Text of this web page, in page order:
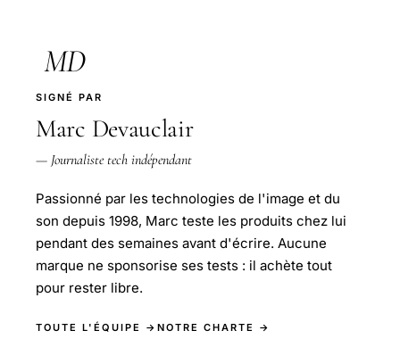
MD
SIGNÉ PAR
Marc Devauclair
— Journaliste tech indépendant
Passionné par les technologies de l'image et du
son depuis 1998, Marc teste les produits chez lui
pendant des semaines avant d'écrire. Aucune
marque ne sponsorise ses tests : il achète tout
pour rester libre.
TOUTE L'ÉQUIPE → NOTRE CHARTE →